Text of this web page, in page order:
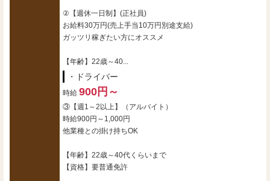
②【週休一日制】(正社員)
お給料30万円(売上手当10万円別途支給)
ガッツリ稼ぎたい方にオススメ
【年齢】22歳～40...
・ドライバー
時給 900円～
③【週1～2以上】（アルバイト）
時給900円～1,000円
他業種との掛け持ちOK
【年齢】22歳～40代くらいまで
【資格】要普通免許